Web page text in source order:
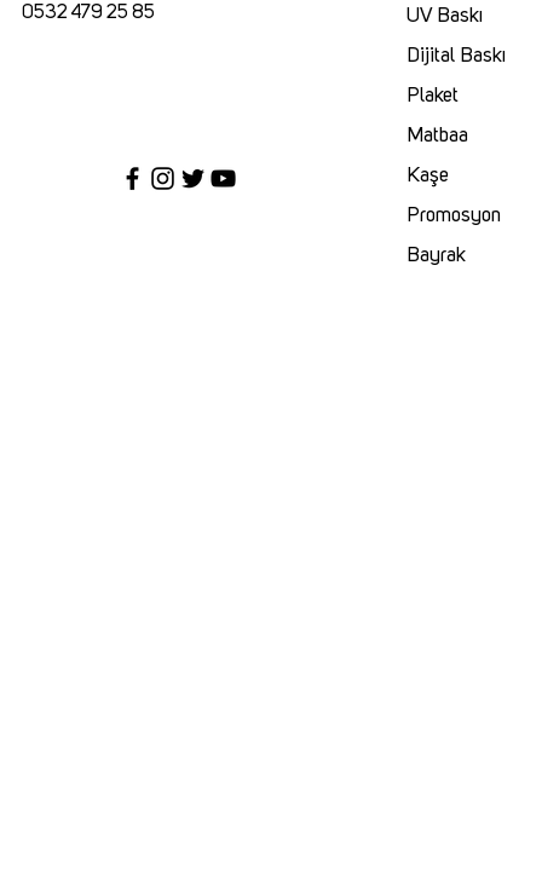
0532 479 25 85
UV Baskı
Dijital Baskı
Plaket
Matbaa
Kaşe
Promosyon
Bayrak